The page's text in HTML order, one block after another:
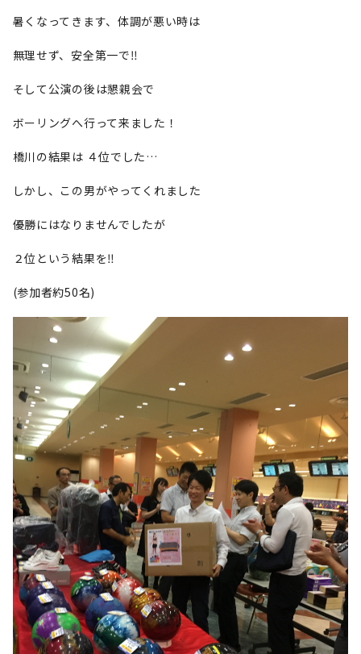
暑くなってきます、体調が悪い時は
無理せず、安全第一で‼️
そして公演の後は懇親会で
ボーリングへ行って来ました！
橋川の結果は ４位でした…
しかし、この男がやってくれました
優勝にはなりませんでしたが
２位という結果を‼️
(参加者約50名)